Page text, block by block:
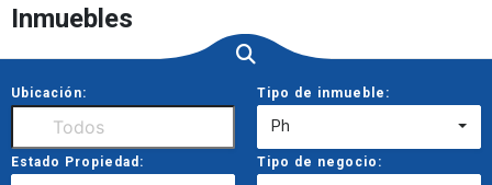
Inmuebles
Ubicación: Tipo de inmueble:
Ph
Estado Propiedad: Tipo de negocio: